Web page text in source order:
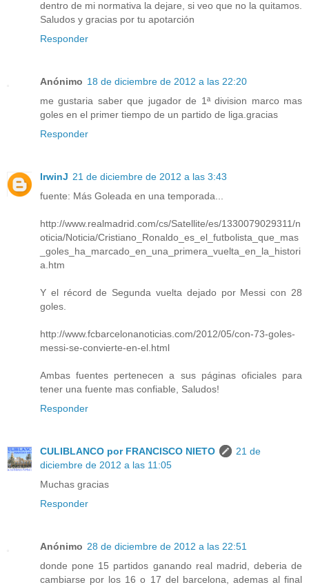
dentro de mi normativa la dejare, si veo que no la quitamos.
Saludos y gracias por tu apotarción
Responder
Anónimo 18 de diciembre de 2012 a las 22:20
me gustaria saber que jugador de 1ª division marco mas
goles en el primer tiempo de un partido de liga.gracias
Responder
IrwinJ 21 de diciembre de 2012 a las 3:43
fuente: Más Goleada en una temporada...
http://www.realmadrid.com/cs/Satellite/es/1330079029311/n
oticia/Noticia/Cristiano_Ronaldo_es_el_futbolista_que_mas
_goles_ha_marcado_en_una_primera_vuelta_en_la_histori
a.htm
Y el récord de Segunda vuelta dejado por Messi con 28
goles.
http://www.fcbarcelonanoticias.com/2012/05/con-73-goles-
messi-se-convierte-en-el.html
Ambas fuentes pertenecen a sus páginas oficiales para
tener una fuente mas confiable, Saludos!
Responder
CULIBLANCO por FRANCISCO NIETO
21 de
diciembre de 2012 a las 11:05
Muchas gracias
Responder
Anónimo 28 de diciembre de 2012 a las 22:51
donde pone 15 partidos ganando real madrid, deberia de
cambiarse por los 16 o 17 del barcelona, ademas al final